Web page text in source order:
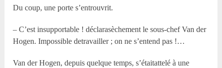
Du coup, une porte s’entrouvrit.
– C’est insupportable ! déclarasèchement le sous-chef Van der
Hogen. Impossible detravailler ; on ne s’entend pas !…
Van der Hogen, depuis quelque temps, s’étaitattelé à une